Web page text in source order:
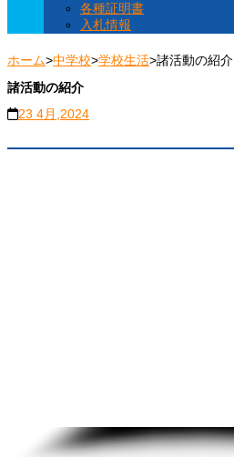
各種証明書
入札情報
ホーム>中学校>学校生活>諸活動の紹介
諸活動の紹介
23 4月,2024